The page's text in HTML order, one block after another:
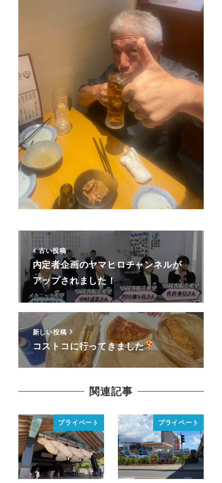
古い投稿
内定者企画のヤマヒロチャンネルが
アップされました！
新しい投稿
コストコに行ってきました
関連記事
プライベート プライベート